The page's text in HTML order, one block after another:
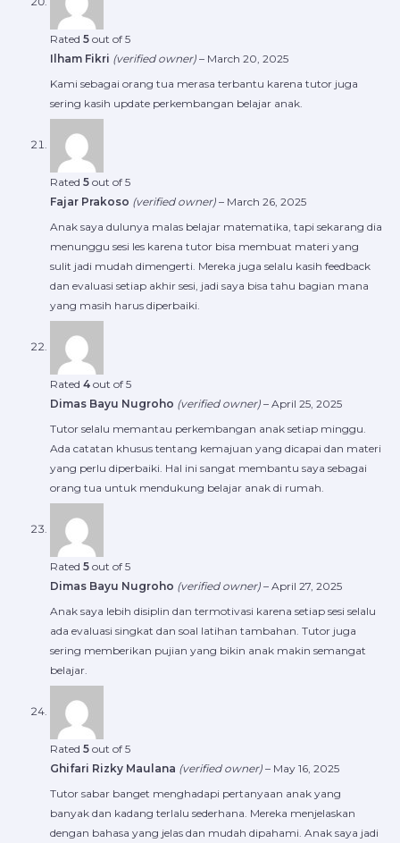
Rated 5 out of 5
Ilham Fikri (verified owner) – March 20, 2025
Kami sebagai orang tua merasa terbantu karena tutor juga
sering kasih update perkembangan belajar anak.
Rated 5 out of 5
Fajar Prakoso (verified owner) – March 26, 2025
Anak saya dulunya malas belajar matematika, tapi sekarang dia
menunggu sesi les karena tutor bisa membuat materi yang
sulit jadi mudah dimengerti. Mereka juga selalu kasih feedback
dan evaluasi setiap akhir sesi, jadi saya bisa tahu bagian mana
yang masih harus diperbaiki.
Rated 4 out of 5
Dimas Bayu Nugroho (verified owner) – April 25, 2025
Tutor selalu memantau perkembangan anak setiap minggu.
Ada catatan khusus tentang kemajuan yang dicapai dan materi
yang perlu diperbaiki. Hal ini sangat membantu saya sebagai
orang tua untuk mendukung belajar anak di rumah.
Rated 5 out of 5
Dimas Bayu Nugroho (verified owner) – April 27, 2025
Anak saya lebih disiplin dan termotivasi karena setiap sesi selalu
ada evaluasi singkat dan soal latihan tambahan. Tutor juga
sering memberikan pujian yang bikin anak makin semangat
belajar.
Rated 5 out of 5
Ghifari Rizky Maulana (verified owner) – May 16, 2025
Tutor sabar banget menghadapi pertanyaan anak yang
banyak dan kadang terlalu sederhana. Mereka menjelaskan
dengan bahasa yang jelas dan mudah dipahami. Anak saya jadi